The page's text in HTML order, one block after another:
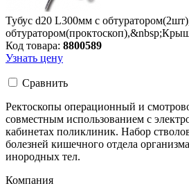
Тубус d20 L300мм с
Код товара: 8800589
Узнать цену
Сравнить
Ректоскопы операционный и
совместным использованием с
кабинетах поликлиник. Набор
болезней кишечного отдела
инородных тел.
Компания